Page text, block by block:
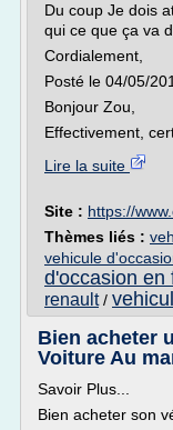
Du coup Je dois
qui ce que ça va
Cordialement,
Posté le 04/05/
Bonjour Zou,
Effectivement,
Lire la suite
Site : https://
Thèmes liés :
vehicule
d'occasion en
renault/
Bien acheter
Voiture Au
Savoir Plus...
Bien acheter son